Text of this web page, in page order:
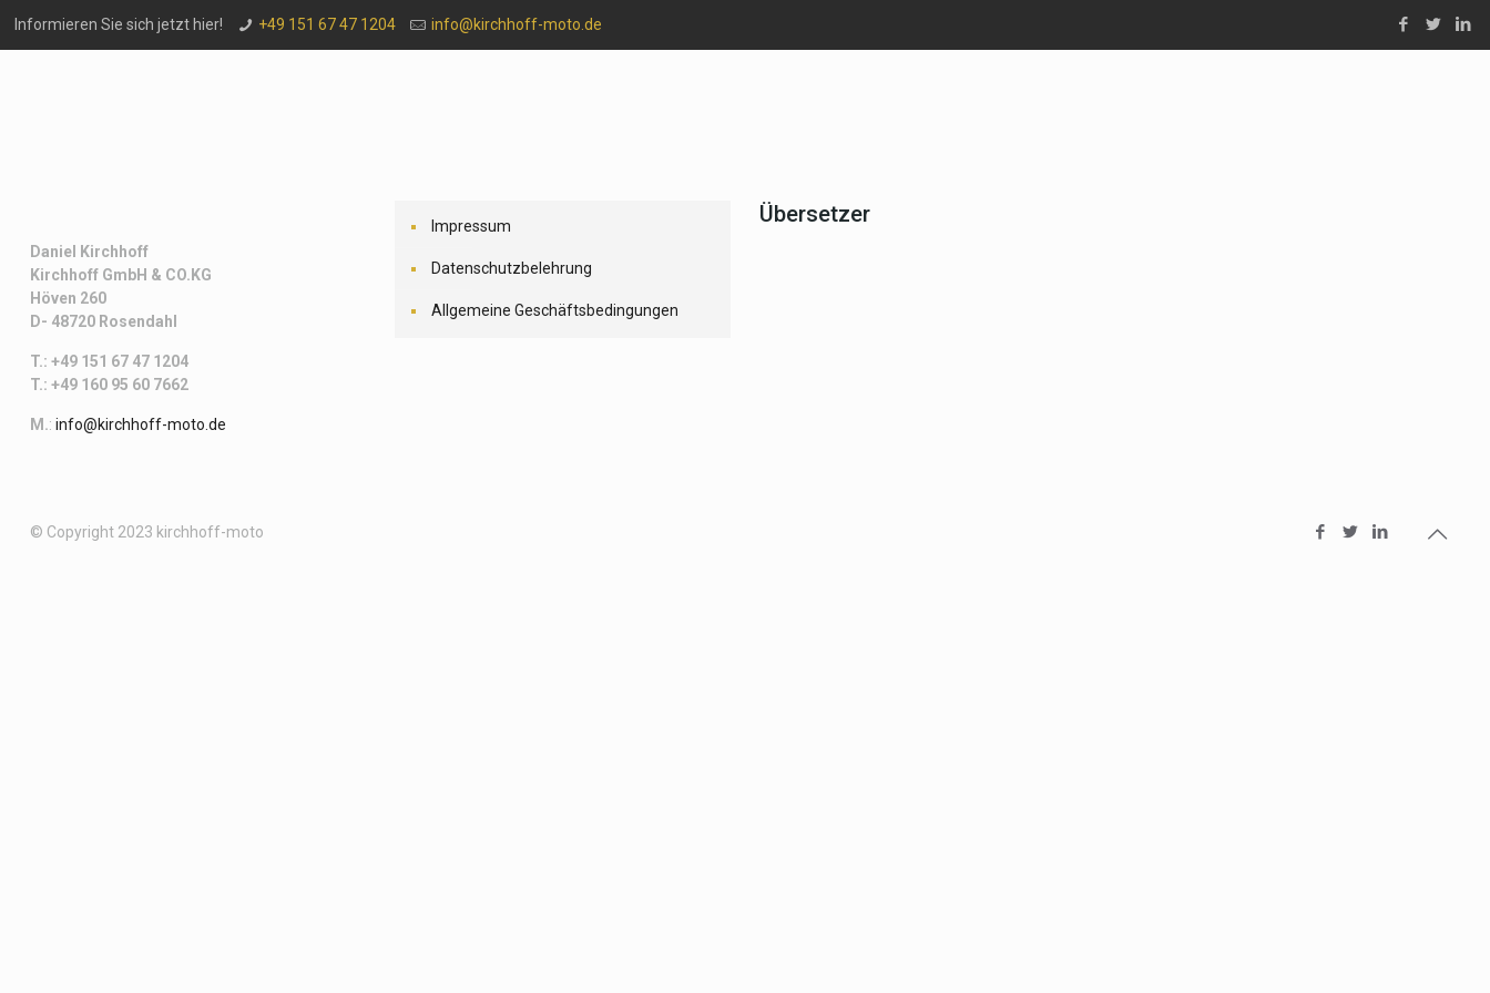
Informieren Sie sich jetzt hier! +49 151 67 47 1204 info@kirchhoff-moto.de
Daniel Kirchhoff
Kirchhoff GmbH & CO.KG
Höven 260
D- 48720 Rosendahl
T.: +49 151 67 47 1204
T.: +49 160 95 60 7662
M.: info@kirchhoff-moto.de
Impressum
Datenschutzbelehrung
Allgemeine Geschäftsbedingungen
Übersetzer
© Copyright 2023 kirchhoff-moto